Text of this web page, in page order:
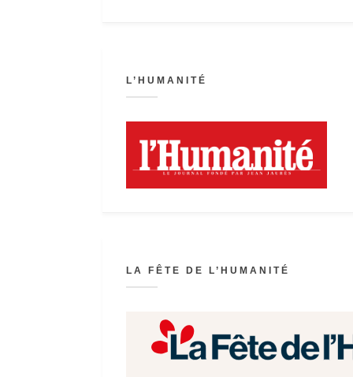
L’HUMANITÉ
LA FÊTE DE L’HUMANITÉ